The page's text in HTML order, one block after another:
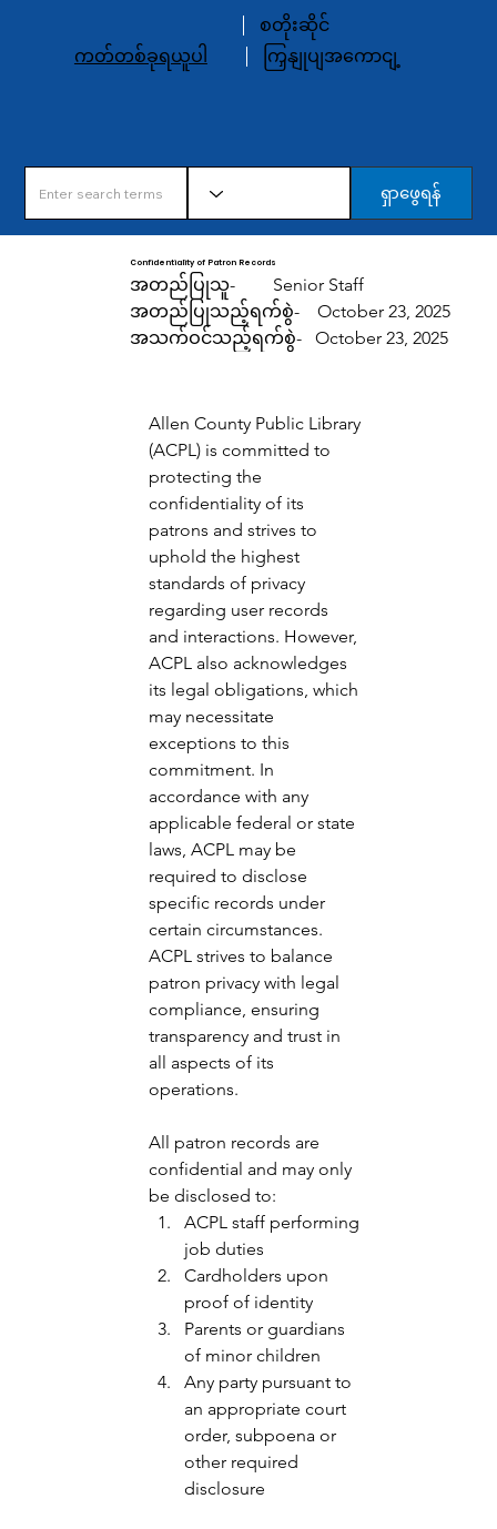
စတိုးဆိုင်
ကတ်တစ်ခုရယူပါ
ကြှနျုပျအကောငျ့
ရှာဖွေရန်
Confidentiality of Patron Records
အတည်ပြုသူ-
Senior Staff
အတည်ပြုသည့်ရက်စွဲ-
October 23, 2025
အသက်ဝင်သည့်ရက်စွဲ-
October 23, 2025
Allen County Public Library
(ACPL) is committed to
protecting the
confidentiality of its
patrons and strives to
uphold the highest
standards of privacy
regarding user records
and interactions. However,
ACPL also acknowledges
its legal obligations, which
may necessitate
exceptions to this
commitment. In
accordance with any
applicable federal or state
laws, ACPL may be
required to disclose
specific records under
certain circumstances.
ACPL strives to balance
patron privacy with legal
compliance, ensuring
transparency and trust in
all aspects of its
operations.
All patron records are
confidential and may only
be disclosed to:
ACPL staff performing
job duties
Cardholders upon
proof of identity
Parents or guardians
of minor children
Any party pursuant to
an appropriate court
order, subpoena or
other required
disclosure